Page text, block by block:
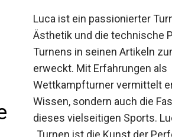
Luca ist ein passionierter
Ästhetik und die technische
Turnens in seinen Artikeln
erweckt. Mit Erfahrungen als
Wettkampfturner vermittelt er
Wissen, sondern auch die
dieses vielseitigen Sports.
„Turnen ist die Kunst der